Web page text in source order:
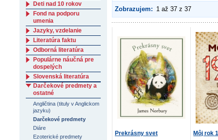
Zobrazujem: 1 až 37 z 37
Prekrásny svet Môj rok
Deti nad 10 rokov
Fond na podporu
umenia
Jazyky, vzdelanie
Literatúra faktu
Odborná literatúra
Populárne náučná pre
dospelých
Slovenská literatúra
Darčekové predmety a
ostatné
Angličtina (tituly v Anglickom
jazyku)
Darčekové predmety
Diáre
Ezoterické predmety